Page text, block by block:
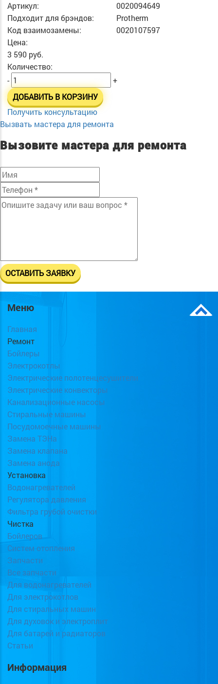
Артикул:
0020094649
Подходит для брэндов:
Protherm
Код взаимозамены:
0020107597
Цена:
3 590 руб.
Количество:
-
+
ДОБАВИТЬ В КОРЗИНУ
Получить консультацию
Вызвать мастера для ремонта
Вызовите мастера для ремонта
Меню
Главная
Ремонт
Бойлеры
Электрокотлы
Электрические полотенцесушители
Электрические конвекторы
Канализационные насосы
Стиральные машины
Посудомоечные машины
Замена ТЭНа
Замена клапана
Замена анода
Установка
Водонагревателей
Регулятора давления
Фильтра грубой очистки
Чистка
Бойлеров
Систем отопления
Запчасти
Все запчасти
Для водонагревателей
Для электрокотлов
Для стиральных машин
Для духовок и электроплит
Для батарей и радиаторов
Статьи
Информация